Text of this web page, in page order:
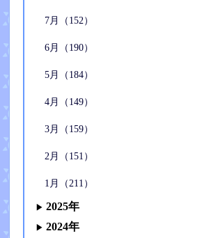
7月（152）
6月（190）
5月（184）
4月（149）
3月（159）
2月（151）
1月（211）
2025年
2024年